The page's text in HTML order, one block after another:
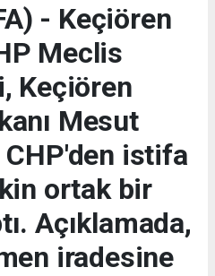
- Keçiören
Meclis
Keçiören
Mesut
CHP'den istifa
ortak bir
Açıklamada,
iradesine